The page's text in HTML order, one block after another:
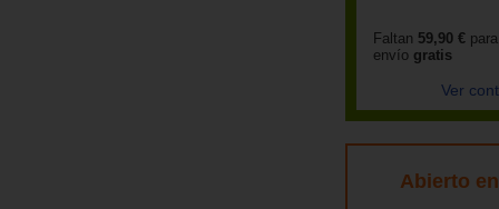
Faltan 59,90 €
envío gratis
Ver
Abierto